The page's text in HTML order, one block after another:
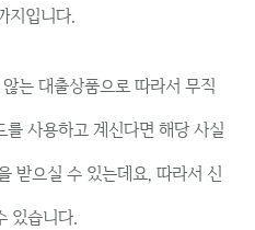
지입니다.
는 대출상품으로 따라서 무직
사용하고 계신다면 해당 사실
받으실 수 있는데요, 따라서 신
있습니다.